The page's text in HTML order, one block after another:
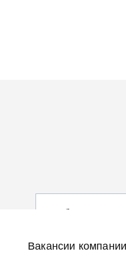
Выбрать
Теплогенерация
Вакансии компании